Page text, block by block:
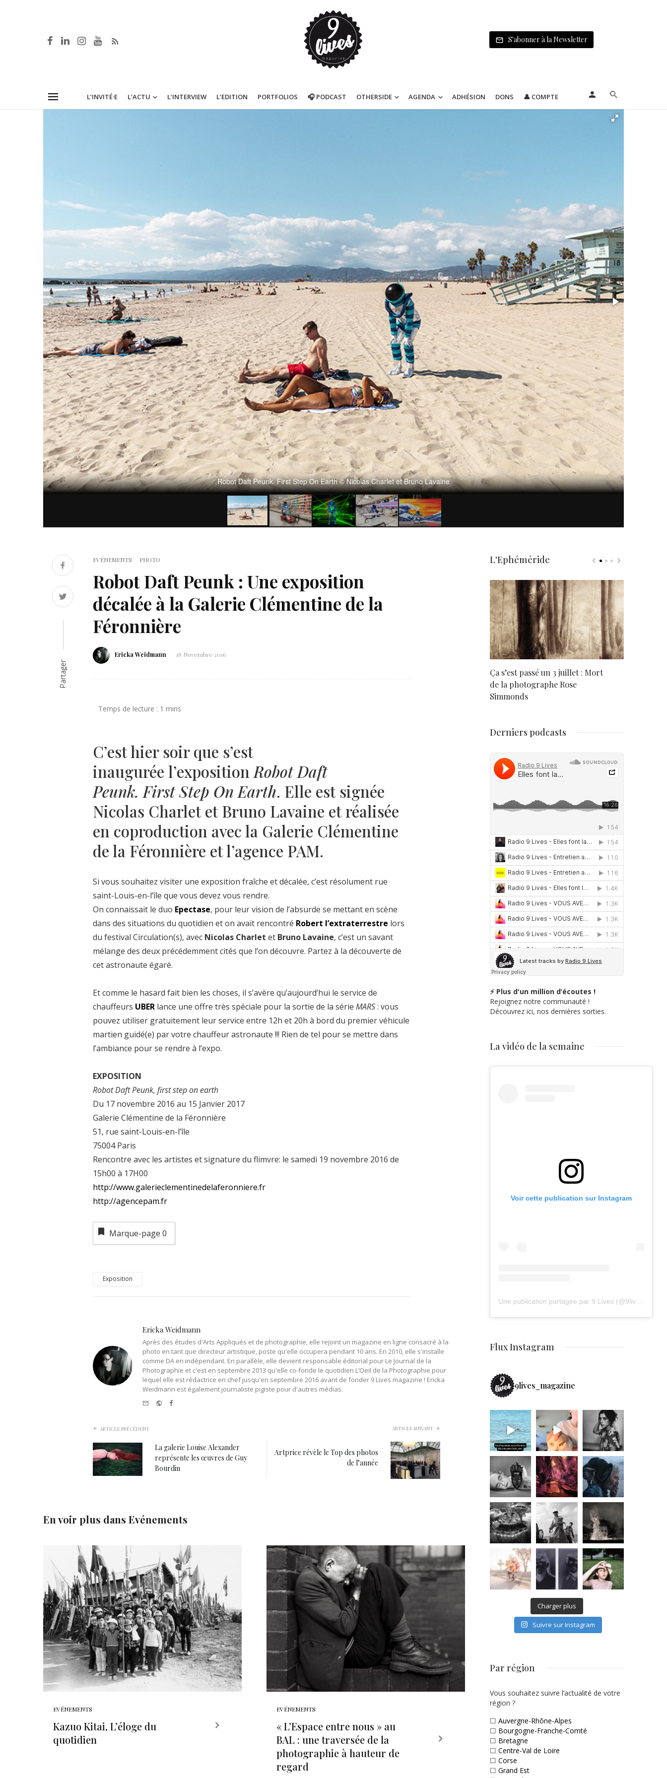
S'abonner à la Newsletter
L’INVITÉ·E L’ACTU L’INTERVIEW L’EDITION PORTFOLIOS 🎧 PODCAST OTHERSIDE AGENDA ADHÉSION DONS 👤 COMPTE
Robot Daft Peunk. First Step On Earth © Nicolas Charlet et Bruno Lavaine
Partager
EVÉNEMENTS PHOTO
Robot Daft Peunk : Une exposition
décalée à la Galerie Clémentine de la
Féronnière
Ericka Weidmann 18 Novembre 2016
C’est hier soir que s’est
inaugurée l’exposition Robot Daft
Peunk. First Step On Earth. Elle est signée
Nicolas Charlet et Bruno Lavaine et réalisée
en coproduction avec la Galerie Clémentine
de la Féronnière et l’agence PAM.
Si vous souhaitez visiter une exposition fraîche et décalée, c’est résolument rue
saint-Louis-en-l’île que vous devez vous rendre.
On connaissait le duo Epectase, pour leur vision de l’absurde se mettant en scène
dans des situations du quotidien et on avait rencontré Robert l’extraterrestre lors
du festival Circulation(s), avec Nicolas Charlet et Bruno Lavaine, c’est un savant
mélange des deux précédemment cités que l’on découvre. Partez à la découverte de
cet astronaute égaré.
Et comme le hasard fait bien les choses, il s’avère qu’aujourd’hui le service de
chauffeurs UBER lance une offre très spéciale pour la sortie de la série MARS: vous
pouvez utiliser gratuitement leur service entre 12h et 20h à bord du premier véhicule
martien guidé(e) par votre chauffeur astronaute !!! Rien de tel pour se mettre dans
l’ambiance pour se rendre à l’expo.
EXPOSITION
Robot Daft Peunk, first step on earth
Du 17 novembre 2016 au 15 Janvier 2017
Galerie Clémentine de la Féronnière
51, rue saint-Louis-en-l’île
75004 Paris
Rencontre avec les artistes et signature du flimvre: le samedi 19 novembre 2016 de
15h00 à 17H00
http://www.galerieclementinedelaferonniere.fr
http://agencepam.fr
Marque-page 0
Exposition
Ericka Weidmann
Après des études d'Arts Appliqués et de photographie, elle rejoint un magazine en ligne consacré à la
photo en tant que directeur artistique, poste qu'elle occupera pendant 10 ans. En 2010, elle s'installe
comme DA en indépendant. En parallèle, elle devient responsable éditorial pour Le Journal de la
Photographie et c'est en septembre 2013 qu'elle co-fonde le quotidien L’Oeil de la Photographie pour
lequel elle est rédactrice en chef jusqu'en septembre 2016 avant de fonder 9 Lives magazine ! Ericka
Weidmann est également journaliste pigiste pour d'autres médias.
Website
Facebook
ARTICLE PRÉCÉDENT
La galerie Louise Alexander
représente les œuvres de Guy
Bourdin
ARTICLE SUIVANT
Artprice révèle le Top des photos
de l’année
En voir plus dans Evénements
EVÉNEMENTS
Kazuo Kitai, L’éloge du
quotidien
EVÉNEMENTS
« L’Espace entre nous » au
BAL : une traversée de la
photographie à hauteur de
regard
L'Ephéméride
Ça s’est passé un 3 juillet : Mort
de la photographe Rose
Simmonds
Derniers podcasts
⚡ Plus d'un million d’écoutes !
Rejoignez notre communauté !
Découvrez ici, nos dernières sorties.
La vidéo de la semaine
Voir cette publication sur Instagram
Flux Instagram
9lives_magazine
Charger plus
Suivre sur Instagram
Par région
Vous souhaitez suivre l’actualité de votre
région ?
☐ Auvergne-Rhône-Alpes
☐ Bourgogne-Franche-Comté
☐ Bretagne
☐ Centre-Val de Loire
☐ Corse
☐ Grand Est